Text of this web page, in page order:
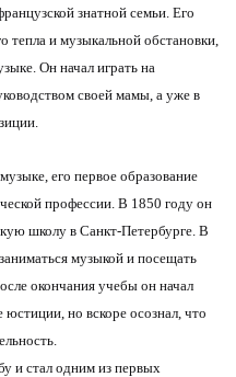
знатной семьи. Его
тепла и музыкальной обстановки,
Он начал играть на
своей мамы, а уже в
его первое образование
профессии. В 1850 году он
школу в Санкт-Петербурге. В
музыкой и посещать
окончания учебы он начал
но вскоре осознал, что
и стал одним из первых